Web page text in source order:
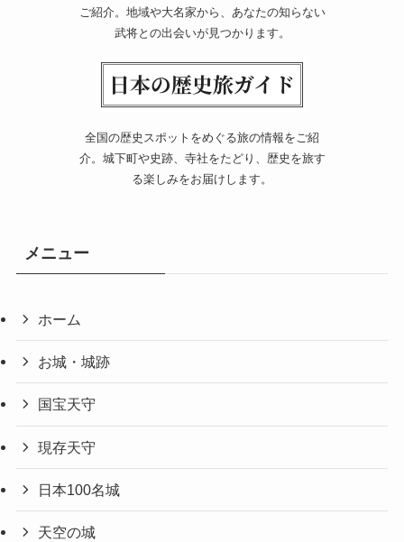
ご紹介。地域や大名家から、あなたの知らない
武将との出会いが見つかります。
全国の歴史スポットをめぐる旅の情報をご紹
介。城下町や史跡、寺社をたどり、歴史を旅す
る楽しみをお届けします。
メニュー
ホーム
お城・城跡
国宝天守
現存天守
日本100名城
天空の城